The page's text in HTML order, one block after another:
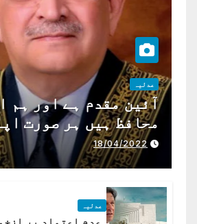
عدلیہ
آئین مقدم ہے اور ہم
محافظ ہیں ہر صورت
ذمہ داری ادا کرینگے
جسٹس پاکستان
18/04/2022
عدلیہ